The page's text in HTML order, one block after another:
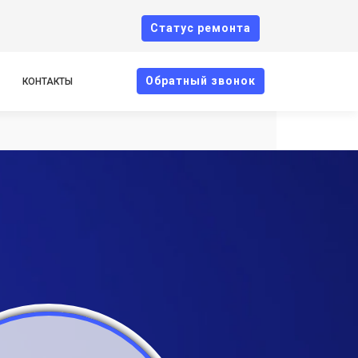
Cтатус ремонта
КОНТАКТЫ Oбратный звонок